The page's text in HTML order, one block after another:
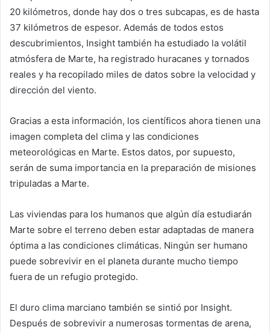
20 kilómetros, donde hay dos o tres subcapas, es de hasta
37 kilómetros de espesor. Además de todos estos
descubrimientos, Insight también ha estudiado la volátil
atmósfera de Marte, ha registrado huracanes y tornados
reales y ha recopilado miles de datos sobre la velocidad y
dirección del viento.
Gracias a esta información, los científicos ahora tienen una
imagen completa del clima y las condiciones
meteorológicas en Marte. Estos datos, por supuesto,
serán de suma importancia en la preparación de misiones
tripuladas a Marte.
Las viviendas para los humanos que algún día estudiarán
Marte sobre el terreno deben estar adaptadas de manera
óptima a las condiciones climáticas. Ningún ser humano
puede sobrevivir en el planeta durante mucho tiempo
fuera de un refugio protegido.
El duro clima marciano también se sintió por Insight.
Después de sobrevivir a numerosas tormentas de arena,